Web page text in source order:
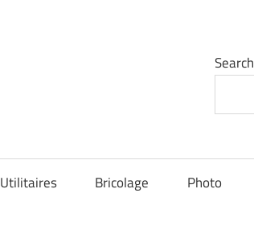
Search
Utilitaires Bricolage Photo